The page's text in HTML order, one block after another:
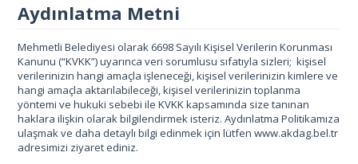
Aydınlatma Metni
Mehmetli Belediyesi olarak 6698 Sayılı Kişisel Verilerin Korunması
Kanunu (“KVKK”) uyarınca veri sorumlusu sıfatıyla sizleri; kişisel
verilerinizin hangi amaçla işleneceği, kişisel verilerinizin kimlere ve
hangi amaçla aktarılabileceği, kişisel verilerinizin toplanma
yöntemi ve hukuki sebebi ile KVKK kapsamında size tanınan
haklara ilişkin olarak bilgilendirmek isteriz. Aydınlatma Politikamıza
ulaşmak ve daha detaylı bilgi edinmek için lütfen www.akdag.bel.tr
adresimizi ziyaret ediniz.